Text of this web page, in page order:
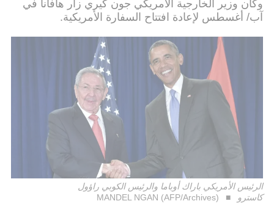
وكان وزير الخارجية الأمريكي جون كيري زار هافانا في
آب/ أغسطس لإعادة افتتاح السفارة الأمريكية.
الرئيس الأمريكي باراك أوباما والرئيس الكوبي راؤول
كاسترو
MANDEL NGAN (AFP/Archives)